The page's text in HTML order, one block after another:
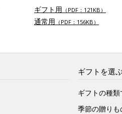
ギフト用 （PDF：121KB）
通常用 （PDF：156KB）
ギフトを選
ギフトの種
季節の贈りも